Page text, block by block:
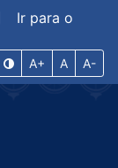
Ir para o
A+ A A-